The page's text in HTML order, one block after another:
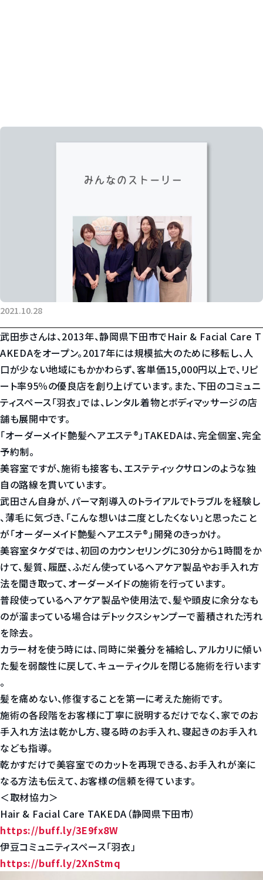
2021.10.28
武田歩さんは、2013年、静岡県下田市でHair & Facial Care T
AKEDAをオープン。2017年には規模拡大のために移転し、人
口が少ない地域にもかかわらず、客単価15,000円以上で、リピ
ート率95％の優良店を創り上げています。また、下田のコミュニ
ティスペース「羽衣」では、レンタル着物とボディマッサージの店
舗も展開中です。
「オーダーメイド艶髪ヘアエステ®︎」TAKEDAは、完全個室、完全
予約制。
美容室ですが、施術も接客も、エステティックサロンのような独
自の路線を貫いています。
武田さん自身が、パーマ剤導入のトライアルでトラブルを経験し
、薄毛に気づき、「こんな想いは二度としたくない」と思ったこと
が「オーダーメイド艶髪ヘアエステ®︎」開発のきっかけ。
美容室タケダでは、初回のカウンセリングに30分から1時間をか
けて、髪質、履歴、ふだん使っているヘアケア製品やお手入れ方
法を聞き取って、オーダーメイドの施術を行っています。
普段使っているヘアケア製品や使用法で、髪や頭皮に余分なも
のが溜まっている場合はデトックスシャンプーで蓄積された汚れ
を除去。
カラー材を使う時には、同時に栄養分を補給し、アルカリに傾い
た髪を弱酸性に戻して、キューティクルを閉じる施術を行います
。
髪を痛めない、修復することを第一に考えた施術です。
施術の各段階をお客様に丁寧に説明するだけでなく、家でのお
手入れ方法は乾かし方、寝る時のお手入れ、寝起きのお手入れ
なども指導。
乾かすだけで美容室でのカットを再現できる、お手入れが楽に
なる方法も伝えて、お客様の信頼を得ています。
＜取材協力＞
Hair & Facial Care TAKEDA（静岡県下田市）
https://buff.ly/3E9fx8W
伊豆コミュニティスペース「羽衣」
https://buff.ly/2XnStmq